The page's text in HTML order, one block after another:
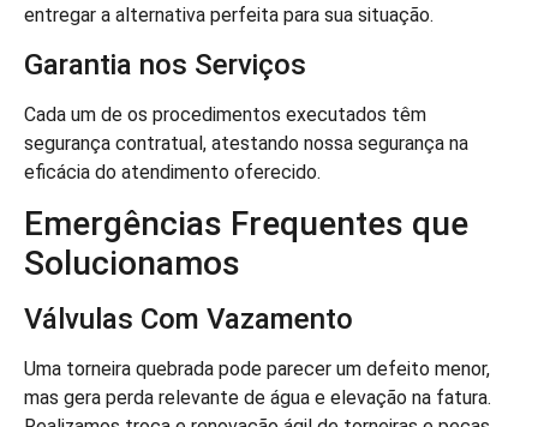
entregar a alternativa perfeita para sua situação.
Garantia nos Serviços
Cada um de os procedimentos executados têm
segurança contratual, atestando nossa segurança na
eficácia do atendimento oferecido.
Emergências Frequentes que
Solucionamos
Válvulas Com Vazamento
Uma torneira quebrada pode parecer um defeito menor,
mas gera perda relevante de água e elevação na fatura.